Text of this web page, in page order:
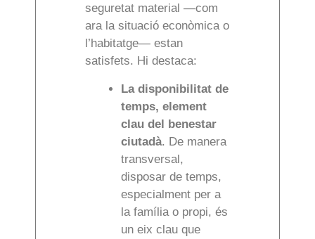
seguretat material —com
ara la situació econòmica o
l’habitatge— estan
satisfets. Hi destaca:
La disponibilitat de
temps, element
clau del benestar
ciutadà. De manera
transversal,
disposar de temps,
especialment per a
la família o propi, és
un eix clau que